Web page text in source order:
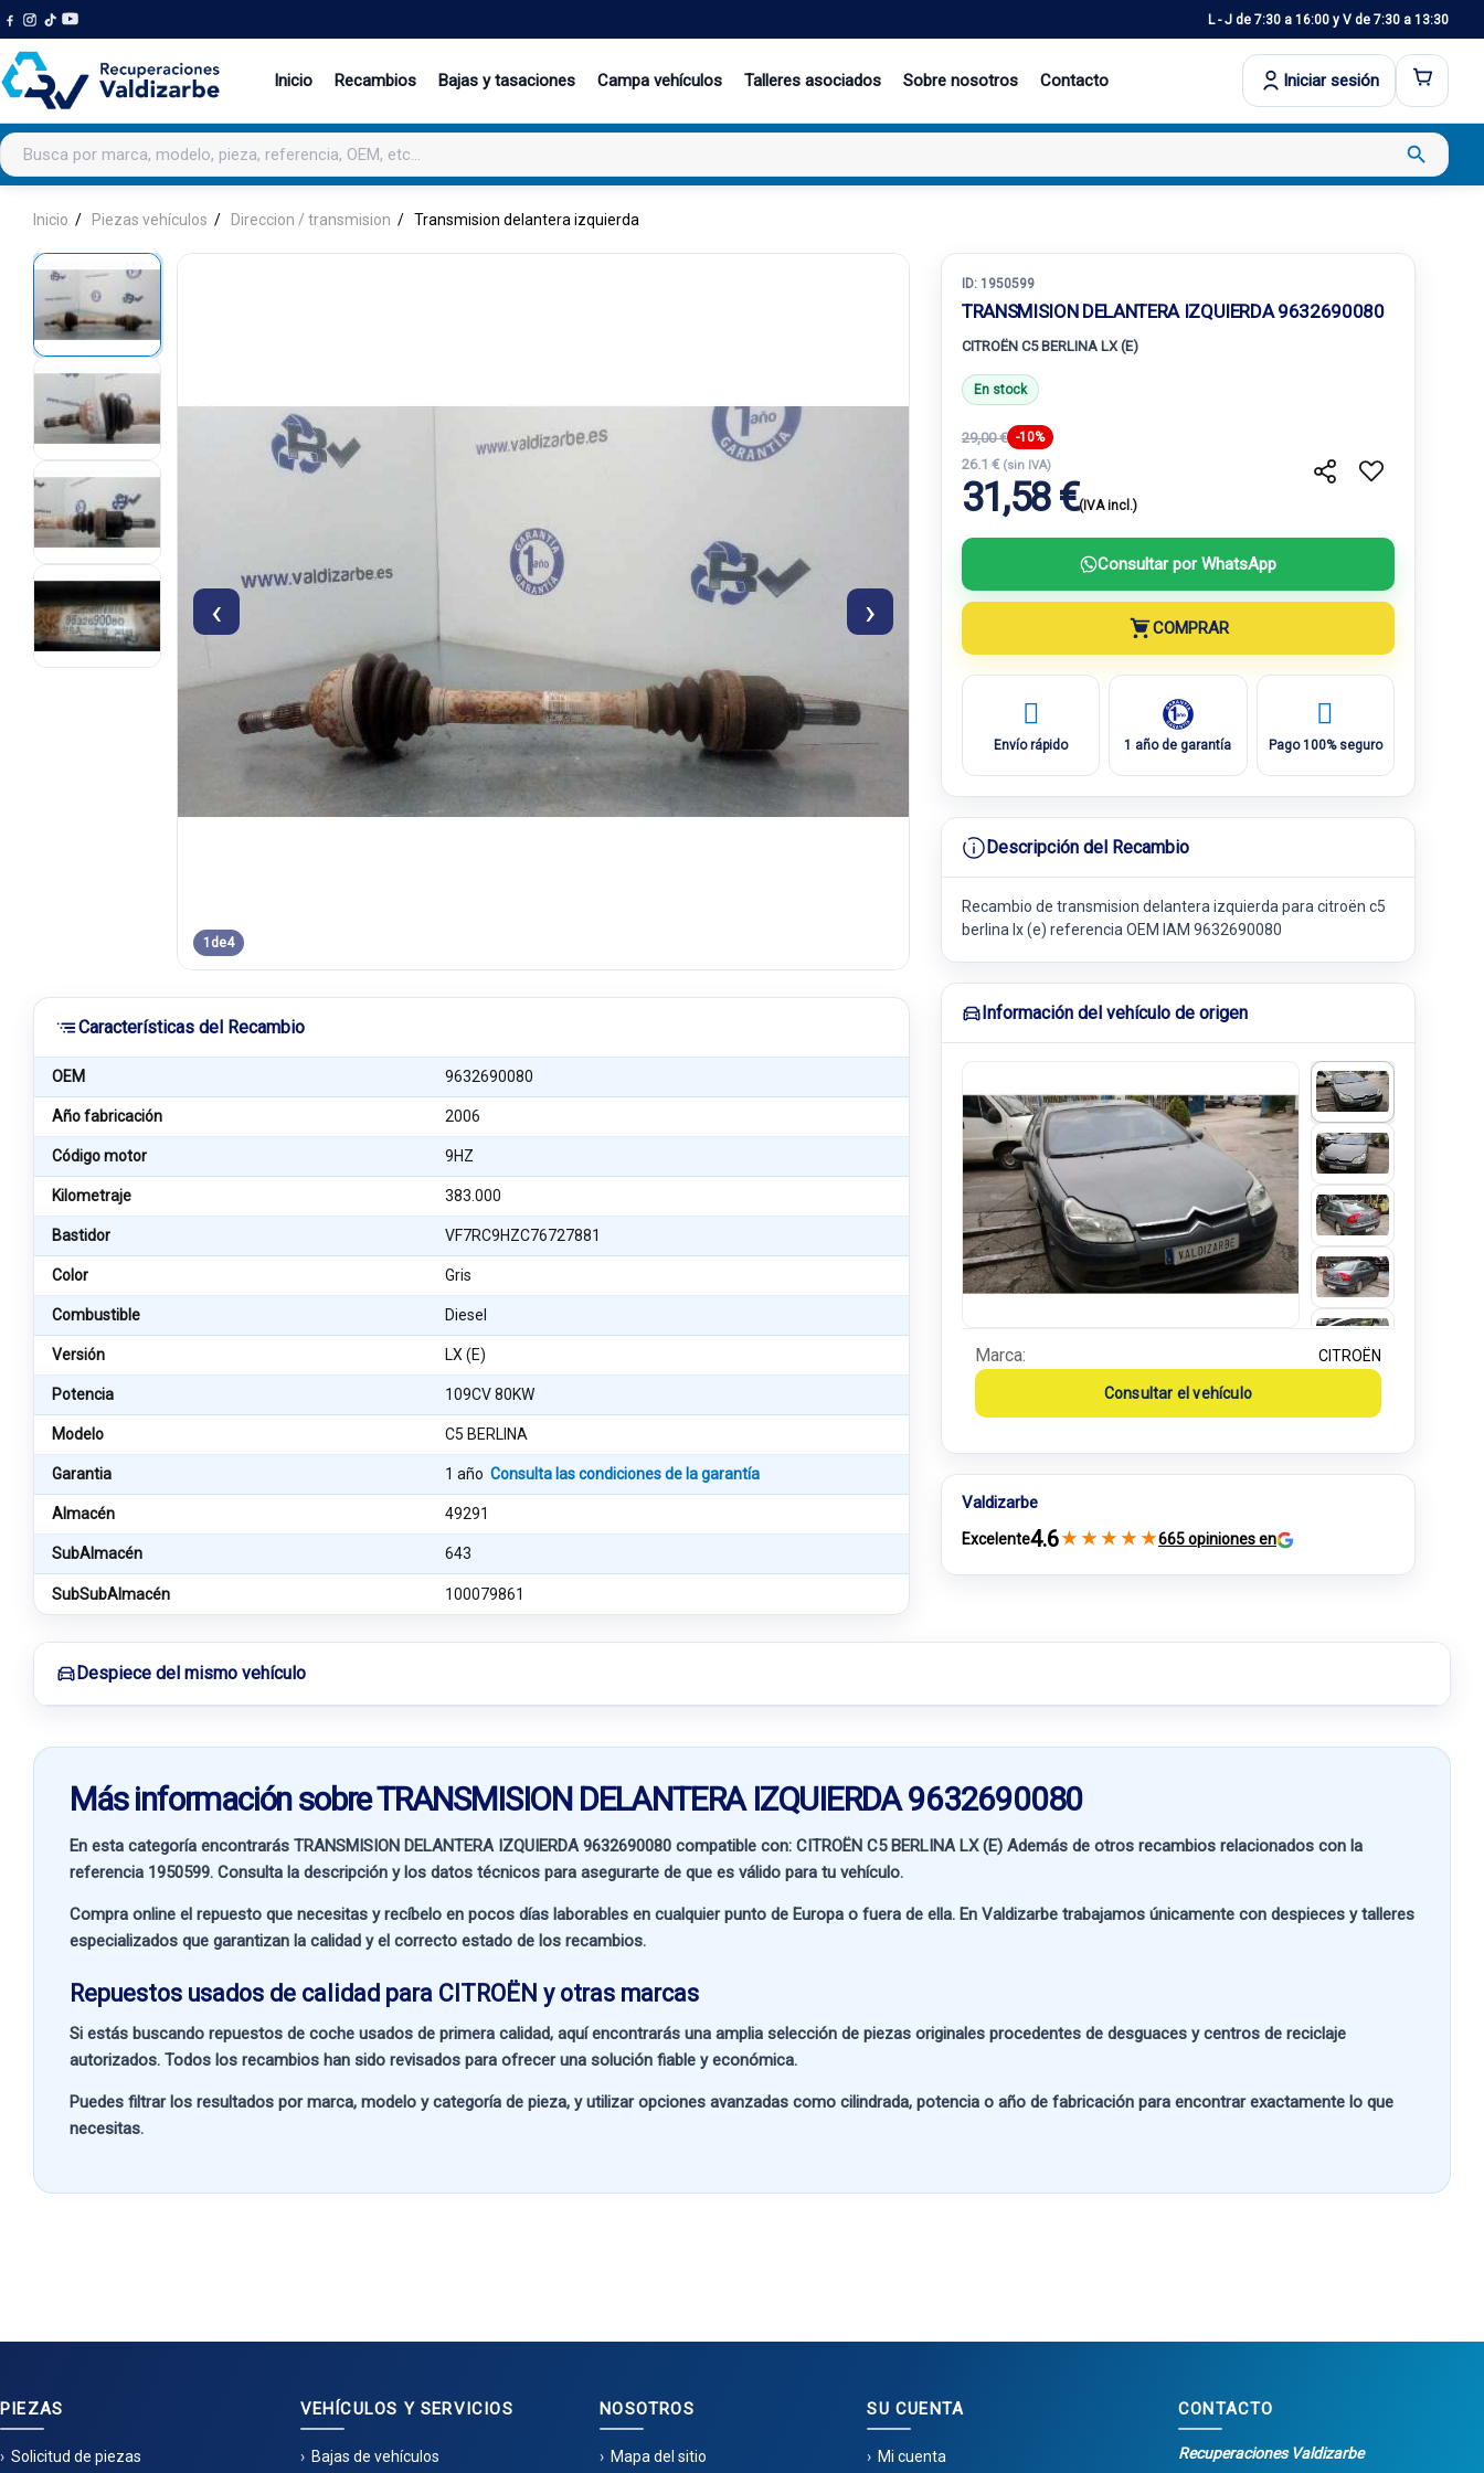
L - J de 7:30 a 16:00 y V de 7:30 a 13:30
Inicio Recambios Bajas y tasaciones Campa vehículos Talleres asociados Sobre nosotros Contacto Iniciar sesión
Buscar productos search
Inicio Piezas vehículos Direccion / transmision Transmision delantera izquierda
‹ ›
1 de4
Características del Recambio
OEM 9632690080
Año fabricación 2006
Código motor 9HZ
Kilometraje 383.000
Bastidor VF7RC9HZC76727881
Color Gris
Combustible Diesel
Versión LX (E)
Potencia 109CV 80KW
Modelo C5 BERLINA
Garantia 1 añoConsulta las condiciones de la garantía
Almacén 49291
SubAlmacén 643
SubSubAlmacén 100079861
ID: 1950599
TRANSMISION DELANTERA IZQUIERDA 9632690080
CITROËN C5 BERLINA LX (E)
En stock
29,00 € -10%
26.1 € (sin IVA)
31,58 €(IVA incl.)
Consultar por WhatsApp
COMPRAR
Envío rápido 1 año de garantía Pago 100% seguro
Descripción del Recambio
Recambio de transmision delantera izquierda para citroën c5
berlina lx (e) referencia OEM IAM 9632690080
Información del vehículo de origen
Marca: CITROËN
Consultar el vehículo
Valdizarbe
Excelente4.6★ ★ ★ ★ ★665 opiniones en
Despiece del mismo vehículo
Más información sobre TRANSMISION DELANTERA IZQUIERDA 9632690080
En esta categoría encontrarás TRANSMISION DELANTERA IZQUIERDA 9632690080 compatible con: CITROËN C5 BERLINA LX (E) Además de otros recambios relacionados con la
referencia 1950599. Consulta la descripción y los datos técnicos para asegurarte de que es válido para tu vehículo.
Compra online el repuesto que necesitas y recíbelo en pocos días laborables en cualquier punto de Europa o fuera de ella. En Valdizarbe trabajamos únicamente con despieces y talleres
especializados que garantizan la calidad y el correcto estado de los recambios.
Repuestos usados de calidad para CITROËN y otras marcas
Si estás buscando repuestos de coche usados de primera calidad, aquí encontrarás una amplia selección de piezas originales procedentes de desguaces y centros de reciclaje
autorizados. Todos los recambios han sido revisados para ofrecer una solución fiable y económica.
Puedes filtrar los resultados pormarca, modelo y categoría de pieza, y utilizar opciones avanzadas como cilindrada, potencia o año de fabricación para encontrar exactamente lo que
necesitas.
PIEZAS
Solicitud de piezas
VEHÍCULOS Y SERVICIOS
Bajas de vehículos
NOSOTROS
Mapa del sitio
SU CUENTA
Mi cuenta
CONTACTO
Recuperaciones Valdizarbe